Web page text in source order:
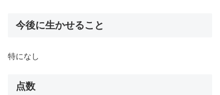
今後に生かせること
特になし
点数